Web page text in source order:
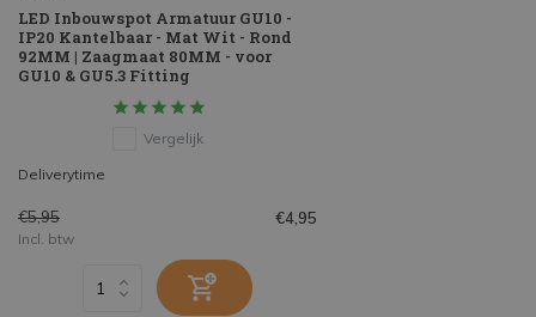
LED Inbouwspot Armatuur GU10 -
IP20 Kantelbaar - Mat Wit - Rond
92MM | Zaagmaat 80MM - voor
GU10 & GU5.3 Fitting
Vergelijk
Deliverytime
€5,95 €4,95
Incl. btw